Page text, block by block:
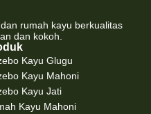
rumah kayu berkualitas
dan kokoh.
Kayu Glugu
Kayu Mahoni
Kayu Jati
Kayu Mahoni